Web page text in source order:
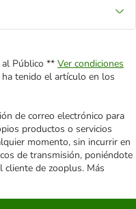
al Público ** Ver condiciones
tenido el artículo en los
de correo electrónico para
productos o servicios
momento, sin incurrir en
de transmisión, poniéndote
cliente de zooplus. Más